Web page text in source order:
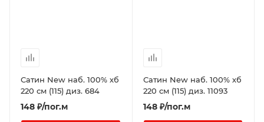
Сатин New наб. 100% хб
220 см (115) диз. 684
148 ₽/пог.м
Сатин New наб. 100% хб
220 см (115) диз. 11093
148₽/пог.м